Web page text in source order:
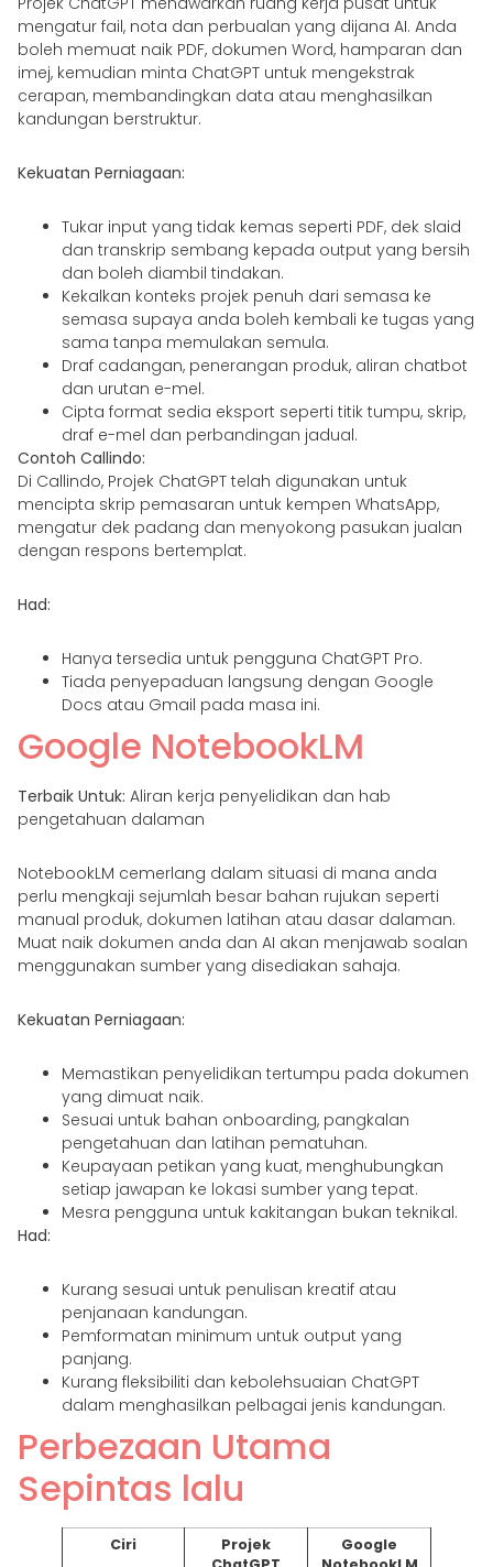
mengatur fail, nota dan perbualan yang dijana AI. Anda
boleh memuat naik PDF, dokumen Word, hamparan dan
imej, kemudian minta ChatGPT untuk mengekstrak
cerapan, membandingkan data atau menghasilkan
kandungan berstruktur.
Kekuatan Perniagaan:
Tukar input yang tidak kemas seperti PDF, dek slaid
dan transkrip sembang kepada output yang bersih
dan boleh diambil tindakan.
Kekalkan konteks projek penuh dari semasa ke
semasa supaya anda boleh kembali ke tugas yang
sama tanpa memulakan semula.
Draf cadangan, penerangan produk, aliran chatbot
dan urutan e-mel.
Cipta format sedia eksport seperti titik tumpu, skrip,
draf e-mel dan perbandingan jadual.
Contoh Callindo:
Di Callindo, Projek ChatGPT telah digunakan untuk
mencipta skrip pemasaran untuk kempen WhatsApp,
mengatur dek padang dan menyokong pasukan jualan
dengan respons bertemplat.
Had:
Hanya tersedia untuk pengguna ChatGPT Pro.
Tiada penyepaduan langsung dengan Google
Docs atau Gmail pada masa ini.
Google NotebookLM
Terbaik Untuk: Aliran kerja penyelidikan dan hab
pengetahuan dalaman
NotebookLM cemerlang dalam situasi di mana anda
perlu mengkaji sejumlah besar bahan rujukan seperti
manual produk, dokumen latihan atau dasar dalaman.
Muat naik dokumen anda dan AI akan menjawab soalan
menggunakan sumber yang disediakan sahaja.
Kekuatan Perniagaan:
Memastikan penyelidikan tertumpu pada dokumen
yang dimuat naik.
Sesuai untuk bahan onboarding, pangkalan
pengetahuan dan latihan pematuhan.
Keupayaan petikan yang kuat, menghubungkan
setiap jawapan ke lokasi sumber yang tepat.
Mesra pengguna untuk kakitangan bukan teknikal.
Had:
Kurang sesuai untuk penulisan kreatif atau
penjanaan kandungan.
Pemformatan minimum untuk output yang
panjang.
Kurang fleksibiliti dan kebolehsuaian ChatGPT
dalam menghasilkan pelbagai jenis kandungan.
Perbezaan Utama
Sepintas lalu
Ciri
Projek
Google